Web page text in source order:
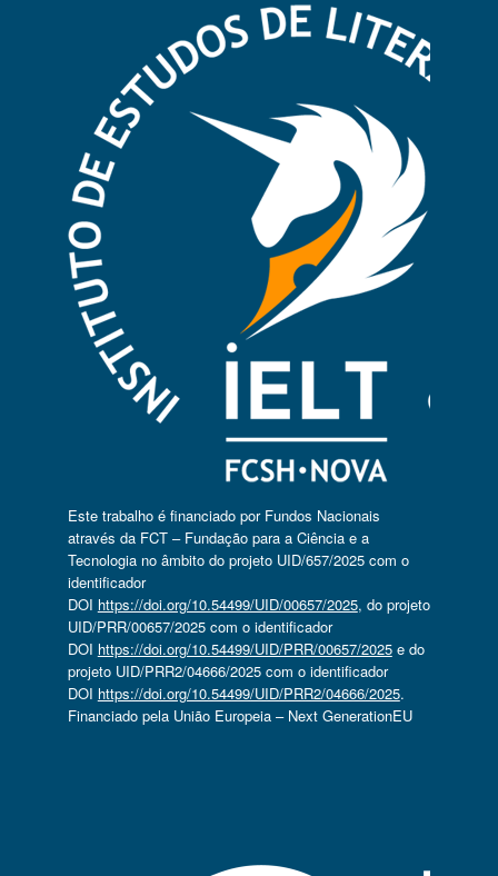
Este trabalho é financiado por Fundos Nacionais
através da FCT – Fundação para a Ciência e a
Tecnologia no âmbito do projeto UID/657/2025 com o
identificador
DOI https://doi.org/10.54499/UID/00657/2025, do projeto
UID/PRR/00657/2025 com o identificador
DOI https://doi.org/10.54499/UID/PRR/00657/2025e do
projeto UID/PRR2/04666/2025 com o identificador
DOI https://doi.org/10.54499/UID/PRR2/04666/2025.
Financiado pela União Europeia – Next GenerationEU